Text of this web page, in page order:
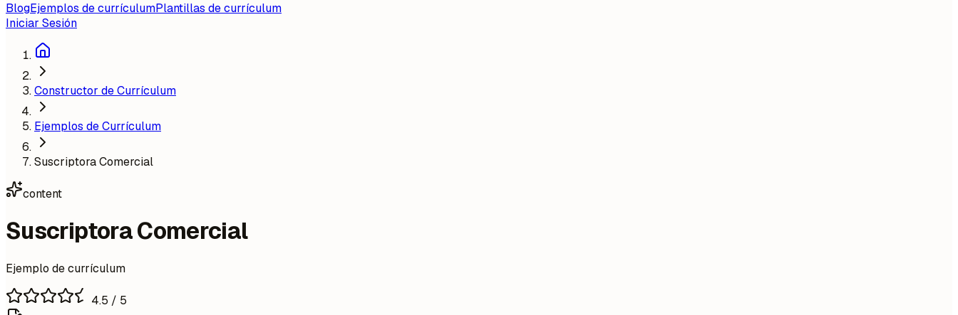
BlogEjemplos de currículumPlantillas de currículum
Iniciar Sesión
Constructor de Currículum
Ejemplos de Currículum
Suscriptora Comercial
content
Suscriptora Comercial
Ejemplo de currículum
4.5 / 5